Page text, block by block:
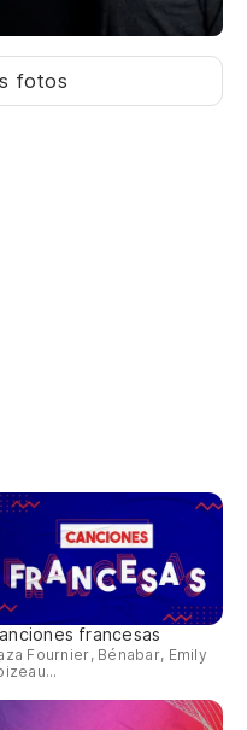
fotos
francesas
Fournier, Bénabar, Emily